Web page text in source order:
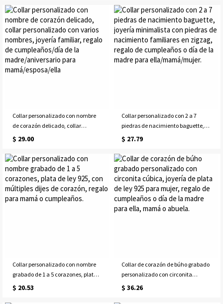
cumpleaños/día de la
madre/aniversario para
ella/mamá/pareja/amigas
madre o Navidad para ella, mamá
o amigas
Collar personalizado con nombre
de corazón delicado, collar
personalizado con varios nombres,
cumpleaños/día de la
madre/aniversario para
mamá/esposa/ella
$ 29.00
Collar personalizado con 2 a 7
piedras de nacimiento baguette,
joyería minimalista con piedras de
regalo de cumpleaños o día de la
madre para ella/mamá/mujer.
$ 27.79
Collar personalizado con nombre
grabado de 1 a 5 corazones, plata
de ley 925, con múltiples dijes de
$ 20.53
Collar de corazón de búho grabado
personalizado con circonita
cúbica, joyería de plata de ley 925
$ 36.26